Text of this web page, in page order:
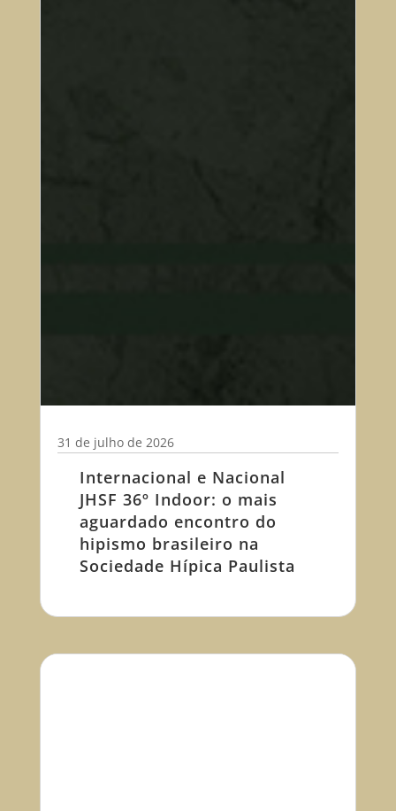
Internacional e Nacional
JHSF 36º Indoor: o mais
aguardado encontro do
hipismo brasileiro na
Sociedade Hípica Paulista
31 de julho de 2026